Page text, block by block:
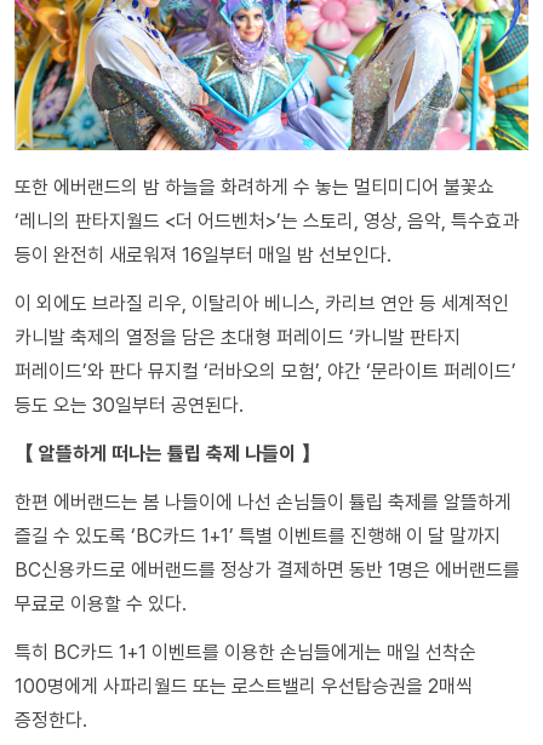
또한 에버랜드의 밤 하늘을 화려하게 수 놓는 멀티미디어 불꽃쇼
‘레니의 판타지월드 <더 어드벤처>’는 스토리, 영상, 음악, 특수효과
등이 완전히 새로워져 16일부터 매일 밤 선보인다.
이 외에도 브라질 리우, 이탈리아 베니스, 카리브 연안 등 세계적인
카니발 축제의 열정을 담은 초대형 퍼레이드 ‘카니발 판타지
퍼레이드’와 판다 뮤지컬 ‘러바오의 모험’, 야간 ‘문라이트 퍼레이드’
등도 오는 30일부터 공연된다.
【 알뜰하게 떠나는 튤립 축제 나들이 】
한편 에버랜드는 봄 나들이에 나선 손님들이 튤립 축제를 알뜰하게
즐길 수 있도록 ‘BC카드 1+1’ 특별 이벤트를 진행해 이 달 말까지
BC신용카드로 에버랜드를 정상가 결제하면 동반 1명은 에버랜드를
무료로 이용할 수 있다.
특히 BC카드 1+1 이벤트를 이용한 손님들에게는 매일 선착순
100명에게 사파리월드 또는 로스트밸리 우선탑승권을 2매씩
증정한다.